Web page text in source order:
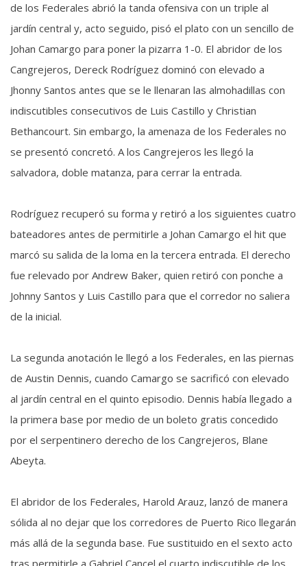
de los Federales abrió la tanda ofensiva con un triple al
jardín central y, acto seguido, pisó el plato con un sencillo de
Johan Camargo para poner la pizarra 1-0. El abridor de los
Cangrejeros, Dereck Rodríguez dominó con elevado a
Jhonny Santos antes que se le llenaran las almohadillas con
indiscutibles consecutivos de Luis Castillo y Christian
Bethancourt. Sin embargo, la amenaza de los Federales no
se presentó concretó. A los Cangrejeros les llegó la
salvadora, doble matanza, para cerrar la entrada.
Rodríguez recuperó su forma y retiró a los siguientes cuatro
bateadores antes de permitirle a Johan Camargo el hit que
marcó su salida de la loma en la tercera entrada. El derecho
fue relevado por Andrew Baker, quien retiró con ponche a
Johnny Santos y Luis Castillo para que el corredor no saliera
de la inicial.
La segunda anotación le llegó a los Federales, en las piernas
de Austin Dennis, cuando Camargo se sacrificó con elevado
al jardín central en el quinto episodio. Dennis había llegado a
la primera base por medio de un boleto gratis concedido
por el serpentinero derecho de los Cangrejeros, Blane
Abeyta.
El abridor de los Federales, Harold Arauz, lanzó de manera
sólida al no dejar que los corredores de Puerto Rico llegarán
más allá de la segunda base. Fue sustituido en el sexto acto